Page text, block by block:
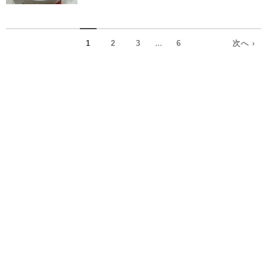
1 2 3 ... 6 次へ ›